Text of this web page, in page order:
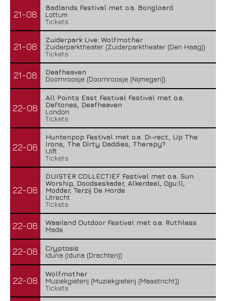
21-08
Badlands Festival met o.a. Bongloard
Lottum
Tickets
21-08
Zuiderpark Live: Wolfmother
Zuiderparktheater (Zuiderparktheater (Den Haag))
Tickets
21-08
Deafheaven
Doornroosje (Doornroosje (Nijmegen))
22-08
All Points East Festival Festival met o.a.
Deftones, Deafheaven
London
Tickets
22-08
Huntenpop Festival met o.a. Di-rect, Up The
Irons, The Dirty Daddies, Therapy?
Ulft
Tickets
22-08
DUISTER COLLECTIEF Festival met o.a. Sun
Worship, Doodseskader, Alkerdeel, Ggu:ll,
Modder, Terzij De Horde
Utrecht
Tickets
22-08
Waailand Outdoor Festival met o.a. Ruthless
Made
22-08
Cryptosis
Iduna (Iduna (Drachten))
22-08
Wolfmother
Muziekgieterij (Muziekgieterij (Maastricht))
Tickets